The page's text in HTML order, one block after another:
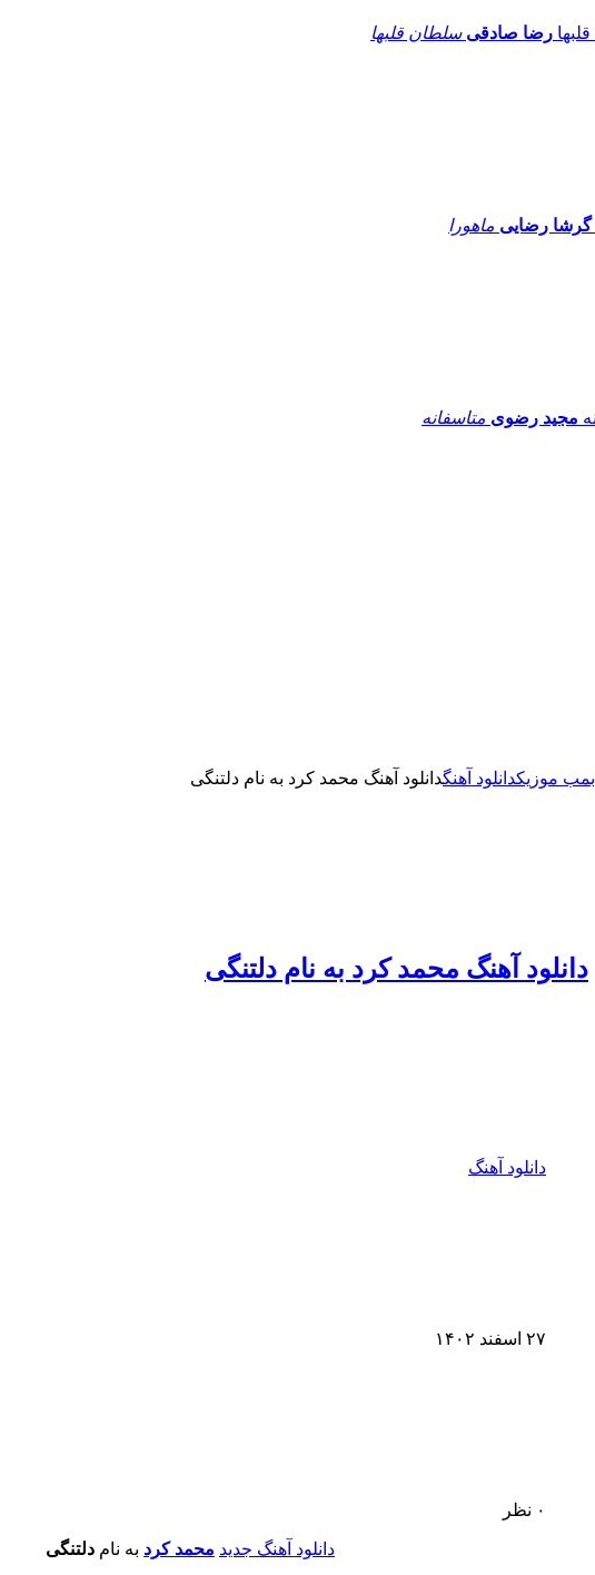
رضا صادقی سلطان قلبها
گرشا رضایی ماهورا
مجید رضوی متاسفانه
بمب موزیکدانلود آهنگدانلود آهنگ محمد کرد به نام دلتنگی
دانلود آهنگ محمد کرد به نام دلتنگی
دانلود آهنگ
دانلود آهنگ جدید محمد کرد به نام دلتنگی